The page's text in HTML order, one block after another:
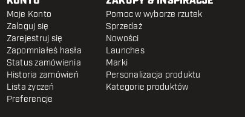
Moje Konto
Zaloguj się
Zarejestruj się
Zapomniałeś hasła
Status zamówienia
Historia zamówień
Lista życzeń
Preferencje
Pomoc w wyborze rzutek
Sprzedaż
Nowości
Launches
Marki
Personalizacja produktu
Kategorie produktów